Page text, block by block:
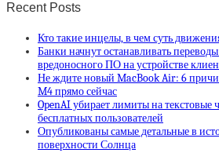
Recent Posts
Кто такие инцелы, в чем суть
Банки начнут останавливать
вредоносного ПО на устройстве
Не ждите новый MacBook Air: 6
M4 прямо сейчас
OpenAI убирает лимиты на текстовые
бесплатных пользователей
Опубликованы самые детальные в
поверхности Солнца